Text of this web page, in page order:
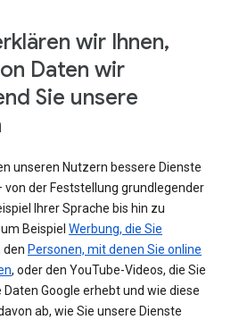
wir Ihnen,
Daten wir
Sie unsere
unseren Nutzern bessere Dienste
der Feststellung grundlegender
Ihrer Sprache bis hin zu
Beispiel Werbung, die Sie
den Personen, mit denen Sie online
, oder den YouTube-Videos, die Sie
Google erhebt und wie diese
ab, wie Sie unsere Dienste